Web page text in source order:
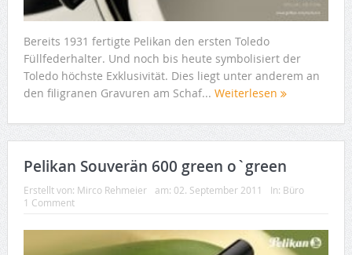
Bereits 1931 fertigte Pelikan den ersten Toledo
Füllfederhalter. Und noch bis heute symbolisiert der
Toledo höchste Exklusivität. Dies liegt unter anderem an
den filigranen Gravuren am Schaf... Weiterlesen
Pelikan Souverän 600 green o`green
Erstellt von: Mirco Rehmeier am: 02. September 2011 In: Büro
1 Comment